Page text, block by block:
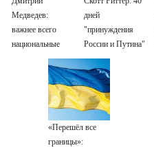
Медведев:
важнее всего
национальные
интересы России
дней
"принуждения
России и Путина"
резко приблизили
крах режима
Зеленского
«Перешёл все
границы»: